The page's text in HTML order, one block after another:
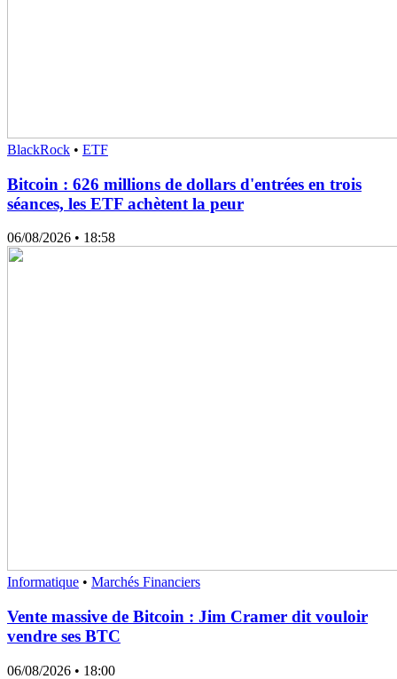
BlackRock • ETF
Bitcoin : 626 millions de dollars d'entrées en trois
séances, les ETF achètent la peur
06/08/2026 • 18:58
Informatique • Marchés Financiers
Vente massive de Bitcoin : Jim Cramer dit vouloir
vendre ses BTC
06/08/2026 • 18:00